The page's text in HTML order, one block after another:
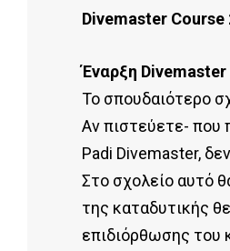
Divemaster Course
Έναρξη
Το σπουδαιότερο
Αν πιστεύετε- που
Padi Divemaster,
Στο σχολείο αυτό
της καταδυτικής
επιδιόρθωσης του